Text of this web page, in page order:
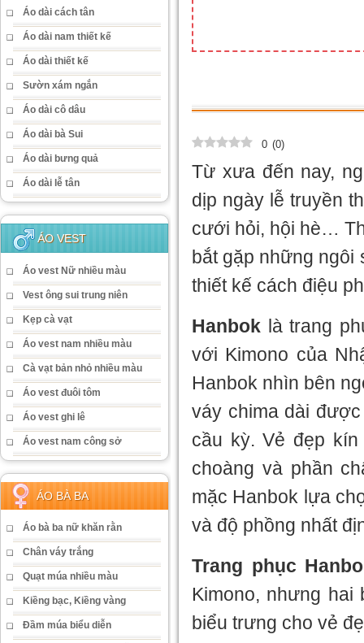
Áo dài cách tân
Áo dài nam thiết kế
Áo dài thiết kế
Sườn xám ngắn
Áo dài cô dâu
Áo dài bà Sui
Áo dài bưng quả
Áo dài lễ tân
ÁO VEST
Áo vest Nữ nhiều màu
Vest ông sui trung niên
Kẹp cà vạt
Áo vest nam nhiều màu
Cà vạt bản nhỏ nhiều màu
Áo vest đuôi tôm
Áo vest ghi lê
Áo vest nam công sở
ÁO BÀ BA
Áo bà ba nữ khăn rằn
Chân váy trắng
Quạt múa nhiều màu
Kiềng bạc, Kiềng vàng
Đầm múa biểu diễn
0 (0)
Từ xưa đến nay,
dịp ngày lễ truyền
cưới hỏi, hội hè…
bắt gặp những
thiết kế cách điệu
Hanbok là trang
với Kimono của
Hanbok nhìn bên
váy chima dài
cầu kỳ. Vẻ đẹp
choàng và phần
mặc Hanbok lựa
và độ phồng nhất
Trang phục
Kimono, nhưng hai
biểu trưng cho vẻ